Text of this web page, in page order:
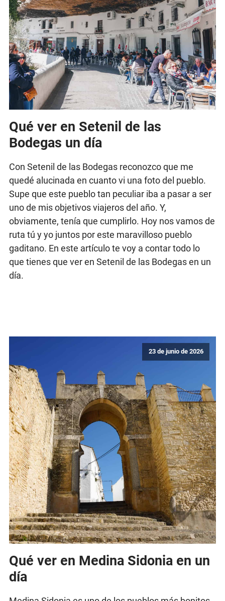
Qué ver en Setenil de las
Bodegas un día
Con Setenil de las Bodegas reconozco que me
quedé alucinada en cuanto vi una foto del pueblo.
Supe que este pueblo tan peculiar iba a pasar a ser
uno de mis objetivos viajeros del año. Y,
obviamente, tenía que cumplirlo. Hoy nos vamos de
ruta tú y yo juntos por este maravilloso pueblo
gaditano. En este artículo te voy a contar todo lo
que tienes que ver en Setenil de las Bodegas en un
día.
23 de junio de 2026
Qué ver en Medina Sidonia en un
día